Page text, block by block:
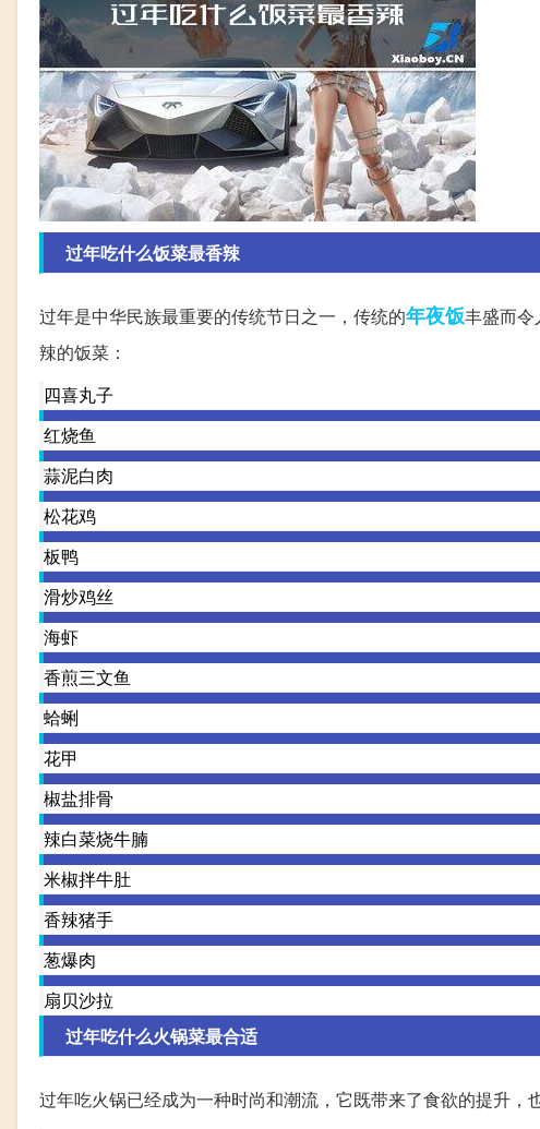
过年吃什么饭菜最香辣
过年是中华民族最重要的传统节日之一，传统的年夜饭丰盛而
辣的饭菜：
四喜丸子
红烧鱼
蒜泥白肉
松花鸡
板鸭
滑炒鸡丝
海虾
香煎三文鱼
蛤蜊
花甲
椒盐排骨
辣白菜烧牛腩
米椒拌牛肚
香辣猪手
葱爆肉
扇贝沙拉
过年吃什么火锅菜最合适
过年吃火锅已经成为一种时尚和潮流，它既带来了食欲的提升